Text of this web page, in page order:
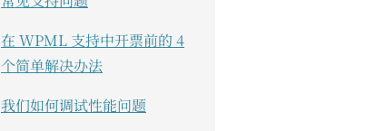
在 WPML 支持中开票前的 4
个简单解决办法
我们如何调试性能问题